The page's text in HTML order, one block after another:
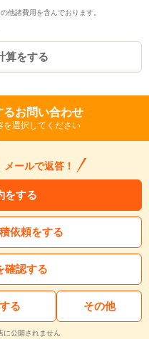
他諸費用を含んでおります。
算をする
るお問い合わせ
を選択してください
ールで返答！
をする
依頼をする
確認する
る その他
公開されません